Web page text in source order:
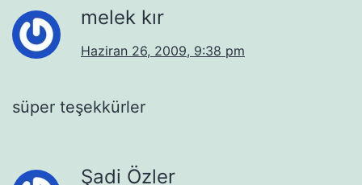
melek kır
Haziran 26, 2009, 9:38 pm
süper teşekkürler
Şadi Özler